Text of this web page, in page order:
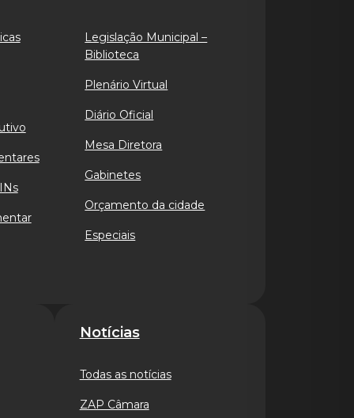
Legislação Municipal –
Biblioteca
Plenário Virtual
Diário Oficial
Mesa Diretora
Gabinetes
Orçamento da cidade
Especiais
Notícias
Todas as notícias
ZAP Câmara